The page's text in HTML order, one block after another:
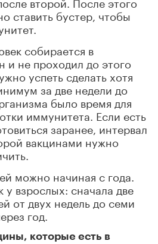
ставить бустер, чтобы
собирается в
и не проходил до этого
успеть сделать хотя
за две недели до
было время для
иммунитета. Если есть
заранее, интервал
вакцинами нужно
можно начиная с года.
у взрослых: сначала две
от двух недель до семи
год.
которые есть в